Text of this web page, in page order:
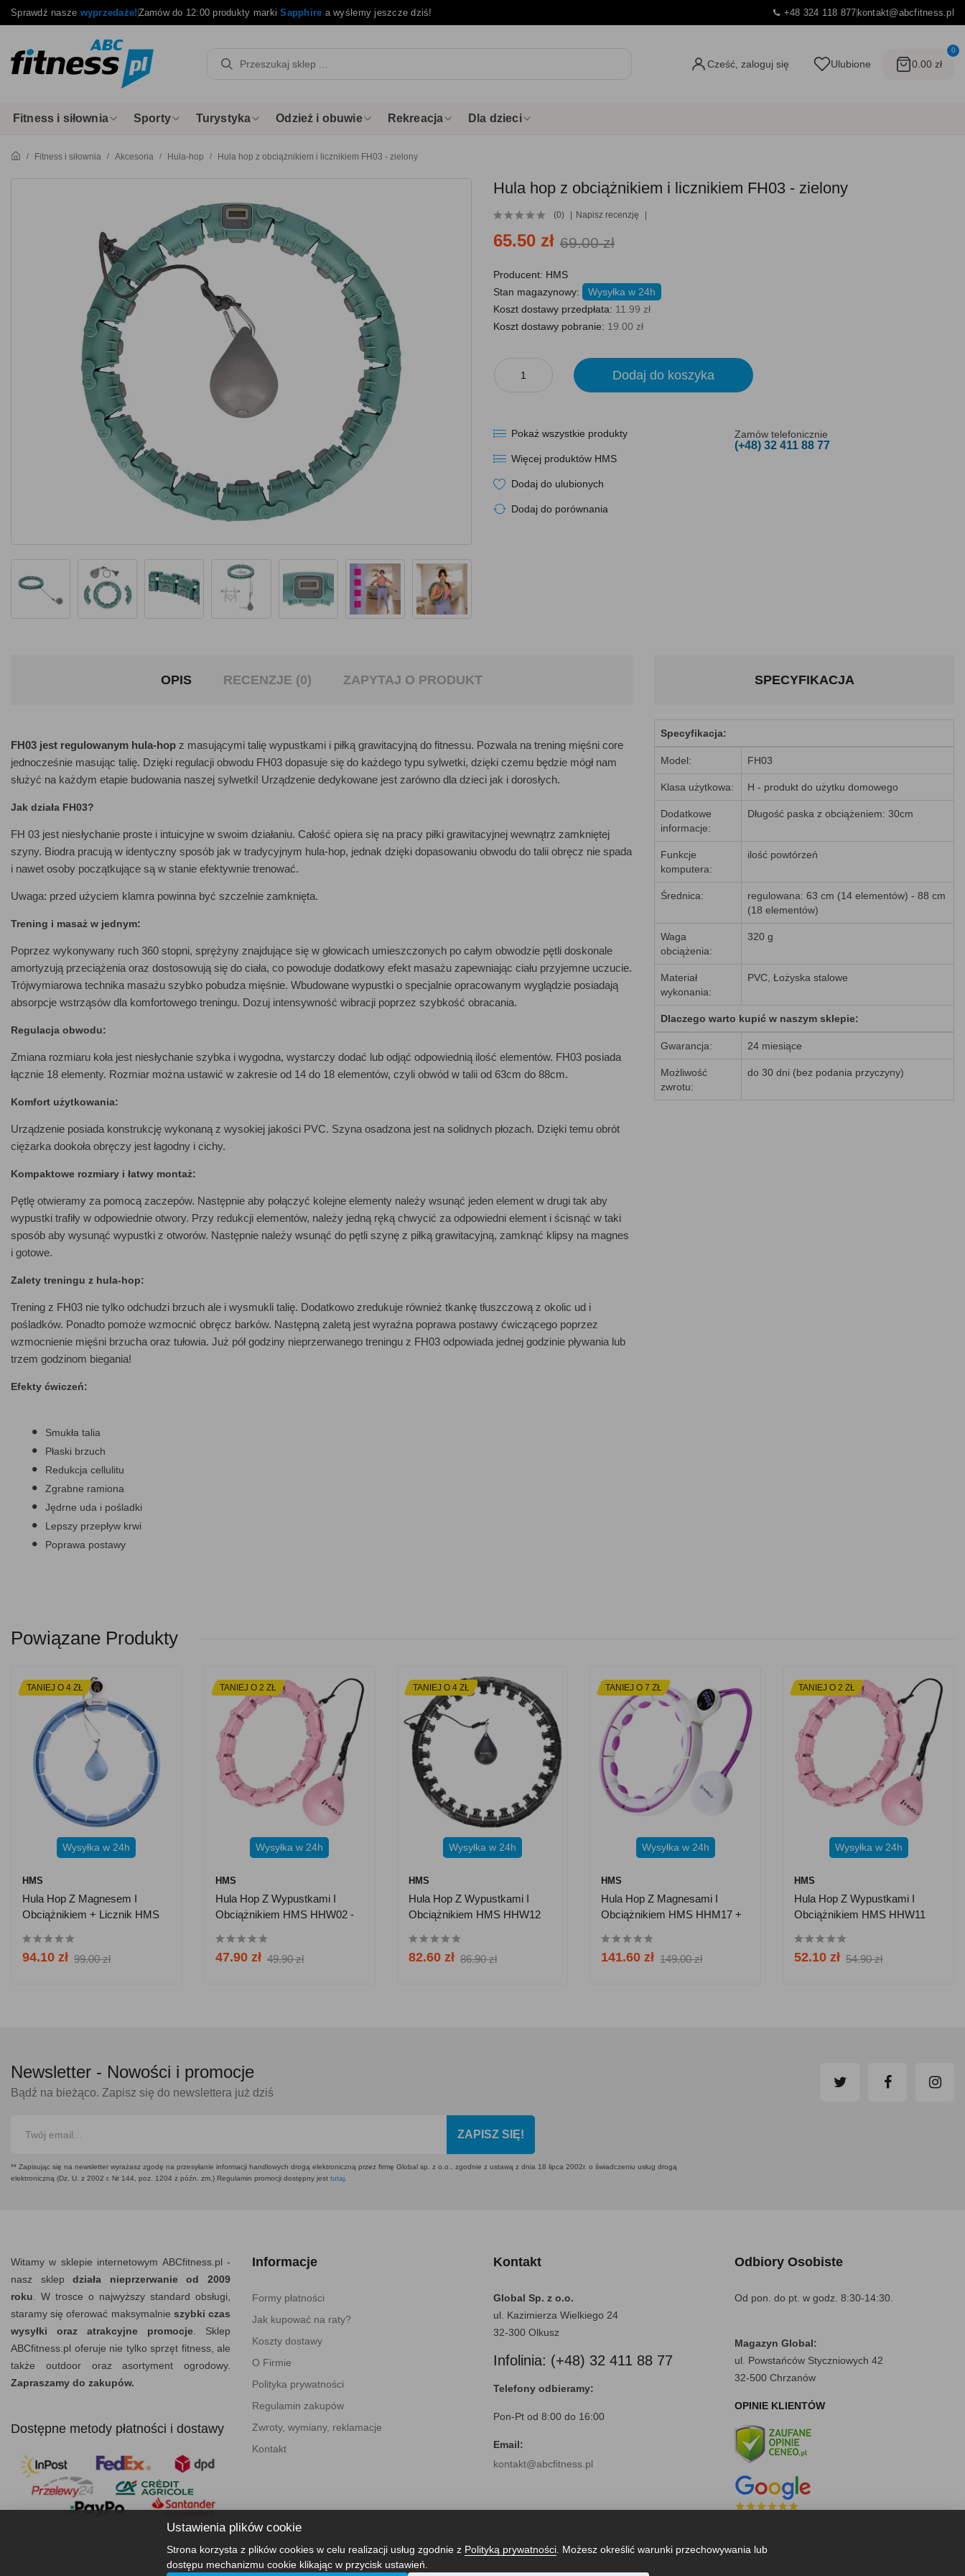
Sprawdź nasze wyprzedaże!Zamów do 12:00 produkty markiSapphire a wyślemy jeszcze dziś! +48 324 118 877kontakt@abcfitness.pl
Cześć, zaloguj się Ulubione
0
0.00 zł
Fitness i siłownia Sporty Turystyka Odzież i obuwie Rekreacja Dla dzieci
Fitness i siłownia Akcesoria Hula-hop Hula hop z obciążnikiem i licznikiem FH03 - zielony
Hula hop z obciążnikiem i licznikiem FH03 - zielony
(0) Napisz recenzję
65.50 zł 69.00 zł
Producent: HMS
Stan magazynowy:
Wysyłka w 24h
Koszt dostawy przedpłata: 11.99 zł
Koszt dostawy pobranie: 19.00 zł
Dodaj do koszyka
Pokaż wszystkie produkty
Więcej produktów HMS
Dodaj do ulubionych
Dodaj do porównania
Zamów telefonicznie
(+48) 32 411 88 77
OPIS RECENZJE (0) ZAPYTAJ O PRODUKT
FH03 jest regulowanym hula-hop z masującymi talię wypustkami i piłką grawitacyjną do fitnessu. Pozwala na trening mięśni core
jednocześnie masując talię. Dzięki regulacji obwodu FH03 dopasuje się do każdego typu sylwetki, dzięki czemu będzie mógł nam
służyć na każdym etapie budowania naszej sylwetki! Urządzenie dedykowane jest zarówno dla dzieci jak i dorosłych.
Jak działa FH03?
FH 03 jest niesłychanie proste i intuicyjne w swoim działaniu. Całość opiera się na pracy piłki grawitacyjnej wewnątrz zamkniętej
szyny. Biodra pracują w identyczny sposób jak w tradycyjnym hula-hop, jednak dzięki dopasowaniu obwodu do talii obręcz nie spada
i nawet osoby początkujące są w stanie efektywnie trenować.
Uwaga: przed użyciem klamra powinna być szczelnie zamknięta.
Trening i masaż w jednym:
Poprzez wykonywany ruch 360 stopni, sprężyny znajdujące się w głowicach umieszczonych po całym obwodzie pętli doskonale
amortyzują przeciążenia oraz dostosowują się do ciała, co powoduje dodatkowy efekt masażu zapewniając ciału przyjemne uczucie.
Trójwymiarowa technika masażu szybko pobudza mięśnie. Wbudowane wypustki o specjalnie opracowanym wyglądzie posiadają
absorpcje wstrząsów dla komfortowego treningu. Dozuj intensywność wibracji poprzez szybkość obracania.
Regulacja obwodu:
Zmiana rozmiaru koła jest niesłychanie szybka i wygodna, wystarczy dodać lub odjąć odpowiednią ilość elementów. FH03 posiada
łącznie 18 elementy. Rozmiar można ustawić w zakresie od 14 do 18 elementów, czyli obwód w talii od 63cm do 88cm.
Komfort użytkowania:
Urządzenie posiada konstrukcję wykonaną z wysokiej jakości PVC. Szyna osadzona jest na solidnych płozach. Dzięki temu obrót
ciężarka dookoła obręczy jest łagodny i cichy.
Kompaktowe rozmiary i łatwy montaż:
Pętlę otwieramy za pomocą zaczepów. Następnie aby połączyć kolejne elementy należy wsunąć jeden element w drugi tak aby
wypustki trafiły w odpowiednie otwory. Przy redukcji elementów, należy jedną ręką chwycić za odpowiedni element i ścisnąć w taki
sposób aby wysunąć wypustki z otworów. Następnie należy wsunąć do pętli szynę z piłką grawitacyjną, zamknąć klipsy na magnes
i gotowe.
Zalety treningu z hula-hop:
Trening z FH03 nie tylko odchudzi brzuch ale i wysmukli talię. Dodatkowo zredukuje również tkankę tłuszczową z okolic ud i
pośladków. Ponadto pomoże wzmocnić obręcz barków. Następną zaletą jest wyraźna poprawa postawy ćwiczącego poprzez
wzmocnienie mięśni brzucha oraz tułowia. Już pół godziny nieprzerwanego treningu z FH03 odpowiada jednej godzinie pływania lub
trzem godzinom biegania!
Efekty ćwiczeń:
Smukła talia
Płaski brzuch
Redukcja cellulitu
Zgrabne ramiona
Jędrne uda i pośladki
Lepszy przepływ krwi
Poprawa postawy
SPECYFIKACJA
Specyfikacja:
Model: FH03
Klasa użytkowa: H - produkt do użytku domowego
Dodatkowe
informacje:
Długość paska z obciążeniem: 30cm
Funkcje
komputera:
ilość powtórzeń
Średnica:
regulowana: 63 cm (14 elementów) - 88 cm
(18 elementów)
Waga
obciążenia:
320 g
Materiał
wykonania:
PVC, Łożyska stalowe
Dlaczego warto kupić w naszym sklepie:
Gwarancja: 24 miesiące
Możliwość
zwrotu:
do 30 dni (bez podania przyczyny)
Powiązane Produkty
TANIEJ O 4 ZŁ
Wysyłka w 24h
HMS
Hula Hop Z Magnesem I
Obciążnikiem + Licznik HMS
94.10 zł 99.00 zł
TANIEJ O 2 ZŁ
Wysyłka w 24h
HMS
Hula Hop Z Wypustkami I
Obciążnikiem HMS HHW02 -
47.90 zł 49.90 zł
TANIEJ O 4 ZŁ
Wysyłka w 24h
HMS
Hula Hop Z Wypustkami I
Obciążnikiem HMS HHW12
82.60 zł 86.90 zł
TANIEJ O 7 ZŁ
Wysyłka w 24h
HMS
Hula Hop Z Magnesami I
Obciążnikiem HMS HHM17 +
141.60 zł 149.00 zł
TANIEJ O 2 ZŁ
Wysyłka w 24h
HMS
Hula Hop Z Wypustkami I
Obciążnikiem HMS HHW11
52.10 zł 54.90 zł
Newsletter - Nowości i promocje
Bądź na bieżąco. Zapisz się do newslettera już dziś
ZAPISZ SIĘ!
** Zapisując się na newsletter wyrażasz zgodę na przesyłanie informacji handlowych drogą elektroniczną przez firmę Global sp. z o.o., zgodnie z ustawą z dnia 18 lipca 2002r. o świadczeniu usług drogą
elektroniczną (Dz. U. z 2002 r. Nr 144, poz. 1204 z późn. zm.) Regulamin promocji dostępny jest tutaj
Witamy w sklepie internetowym ABCfitness.pl -
nasz sklepdziała nieprzerwanie od 2009
roku . W trosce o najwyższy standard obsługi,
staramy się oferować maksymalnie szybki czas
wysyłki oraz atrakcyjne promocje . Sklep
ABCfitness.pl oferuje nie tylko sprzęt fitness, ale
także outdoor oraz asortyment ogrodowy.
Zapraszamy do zakupów.
Dostępne metody płatności i dostawy
Informacje
Formy płatności
Jak kupować na raty?
Koszty dostawy
O Firmie
Polityka prywatności
Regulamin zakupów
Zwroty, wymiany, reklamacje
Kontakt
Kontakt
Global Sp. z o.o.
ul. Kazimierza Wielkiego 24
32-300 Olkusz
Infolinia: (+48) 32 411 88 77
Telefony odbieramy:
Pon-Pt od 8:00 do 16:00
Email:
kontakt@abcfitness.pl
Odbiory Osobiste
Od pon. do pt. w godz. 8:30-14:30.
Magazyn Global:
ul. Powstańców Styczniowych 42
32-500 Chrzanów
OPINIE KLIENTÓW
Ustawienia plików cookie
Strona korzysta z plików cookies w celu realizacji usług zgodnie z Polityką prywatności . Możesz określić warunki przechowywania lub
dostępu mechanizmu cookie klikając w przycisk ustawień.